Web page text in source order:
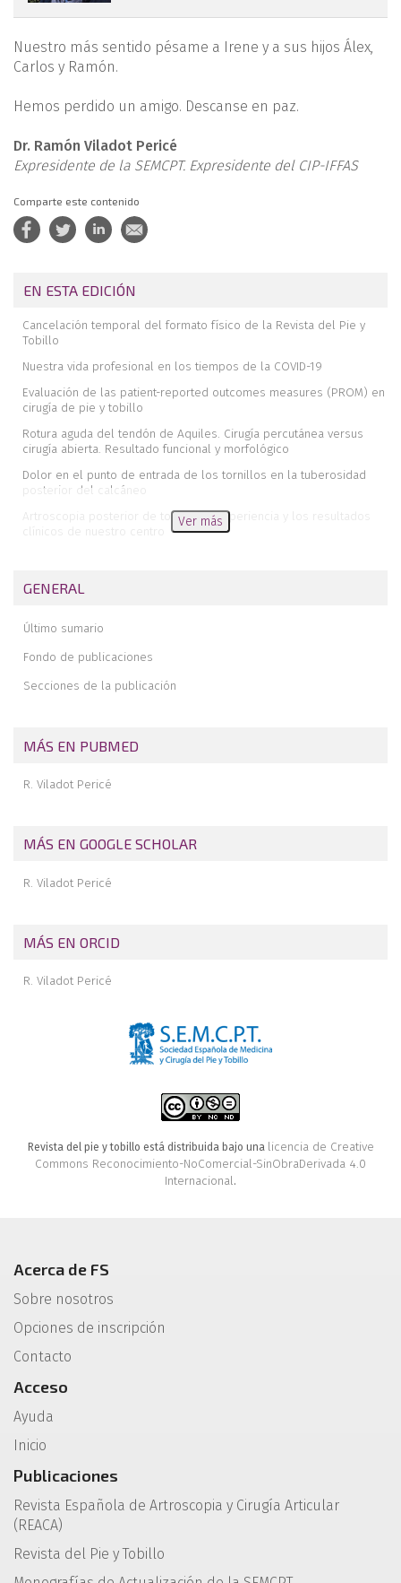
Nuestro más sentido pésame a Irene y a sus hijos Álex,
Carlos y Ramón.
Hemos perdido un amigo. Descanse en paz.
Dr. Ramón Viladot Pericé
Expresidente de la SEMCPT. Expresidente del CIP-IFFAS
Comparte este contenido
EN ESTA EDICIÓN
Cancelación temporal del formato físico de la Revista del Pie y
Tobillo
Nuestra vida profesional en los tiempos de la COVID-19
Evaluación de las patient-reported outcomes measures (PROM) en
cirugía de pie y tobillo
Rotura aguda del tendón de Aquiles. Cirugía percutánea versus
cirugía abierta. Resultado funcional y morfológico
Dolor en el punto de entrada de los tornillos en la tuberosidad
posterior del calcáneo
Artroscopia posterior de tobillo. La experiencia y los resultados
clínicos de nuestro centro
Resección de coalición tarsal ósea e interposición de matriz de
complicaciones del pie diabético (2.ª parte)
Memoria de estancia formativa en la Unidad de Pie y Tobillo del
Hospital Universitario de Canarias
In memoriam del Dr. Juan Carlos González Casanova
Ver más
GENERAL
Último sumario
Fondo de publicaciones
Secciones de la publicación
MÁS EN PUBMED
R. Viladot Pericé
MÁS EN GOOGLE SCHOLAR
R. Viladot Pericé
MÁS EN ORCID
R. Viladot Pericé
Revista del pie y tobillo está distribuida bajo una licencia de Creative
Commons Reconocimiento-NoComercial-SinObraDerivada 4.0
Internacional.
Acerca de FS
Sobre nosotros
Opciones de inscripción
Contacto
Acceso
Ayuda
Inicio
Publicaciones
Revista Española de Artroscopia y Cirugía Articular
(REACA)
Revista del Pie y Tobillo